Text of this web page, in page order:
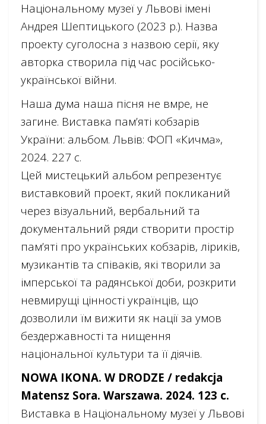
Національному музеї у Львові імені
Андрея Шептицького (2023 р.). Назва
проекту суголосна з назвою серії, яку
авторка створила під час російсько-
української війни.
Наша дума наша пісня не вмре, не
загине. Виставка пам’яті кобзарів
України: альбом. Львів: ФОП «Кичма»,
2024. 227 с.
Цей мистецький альбом репрезентує
виставковий проект, який покликаний
через візуальний, вербальний та
документальний ряди створити простір
пам’яті про українських кобзарів, ліриків,
музикантів та співаків, які творили за
імперської та радянської доби, розкрити
невмирущі цінності українців, що
дозволили їм вижити як нації за умов
бездержавності та нищення
національної культури та її діячів.
NOWA IKONA. W DRODZE / redakcja
Matensz Sora. Warszawa. 2024. 123 c.
Виставка в Національному музеї у Львові